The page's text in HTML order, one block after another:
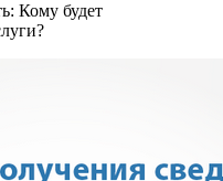
Кому будет